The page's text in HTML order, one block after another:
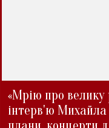
«Мрію про велику
інтерв'ю